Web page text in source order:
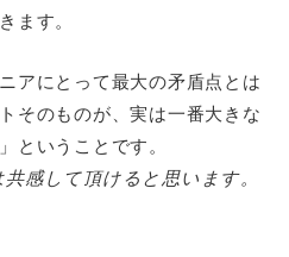
ます。
アにとって最大の矛盾点とは
そのものが、実は一番大きな
ということです。
感して頂けると思います。